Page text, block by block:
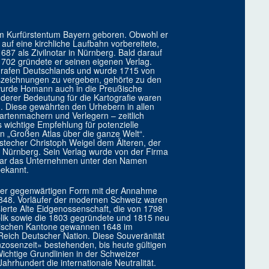
Kurfürstentum Bayern geboren. Obwohl er
eine kirchliche Laufbahn vorbereitete,
als Zivilnotar in Nürnberg. Bald darauf
gründete er seinen eigenen Verlag.
Deutschlands und wurde 1715 von
zu vergeben, gehörte zu den
Homann auch in die Preußische
Bedeutung für die Kartografie waren
gewährten den Urhebern in allen
und Verlegern – zeitlich
Empfehlung für potenzielle
Atlas über die ganze Welt“.
Christoph Weigel dem Älteren, der
Sein Verlag wurde von der Firma
das Unternehmen unter den Namen
gegenwärtigen Form mit der Annahme
Vorläufer der modernen Schweiz waren
Alte Eidgenossenschaft, die von 1798
sowie die 1803 gegründete und 1815 neu
Kantone gewannen 1648 im
Deutscher Nation. Diese Souveränität
bestehenden, bis heute gültigen
Grundlinien in der Schweizer
die internationale Neutralität.